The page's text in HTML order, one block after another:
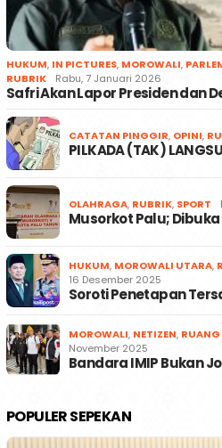
HUKUM, IN PICTURES, MOROWALI,
RUBRIK
Rabu, 7 Januari 2026
Safri Akan Lapor Presiden dan
CATATAN PINGGIR, OPINI,
PILKADA (TAK)
OLAHRAGA, RUBRIK, SPORT
Musorkot Palu;
HUKUM, MOROWALI UTARA,
16 Desember 2025
Soroti Penetapan
MOROWALI, NETIZEN, RUANG
November 2025
Bandara IMIP Bukan
POPULER SEPEKAN